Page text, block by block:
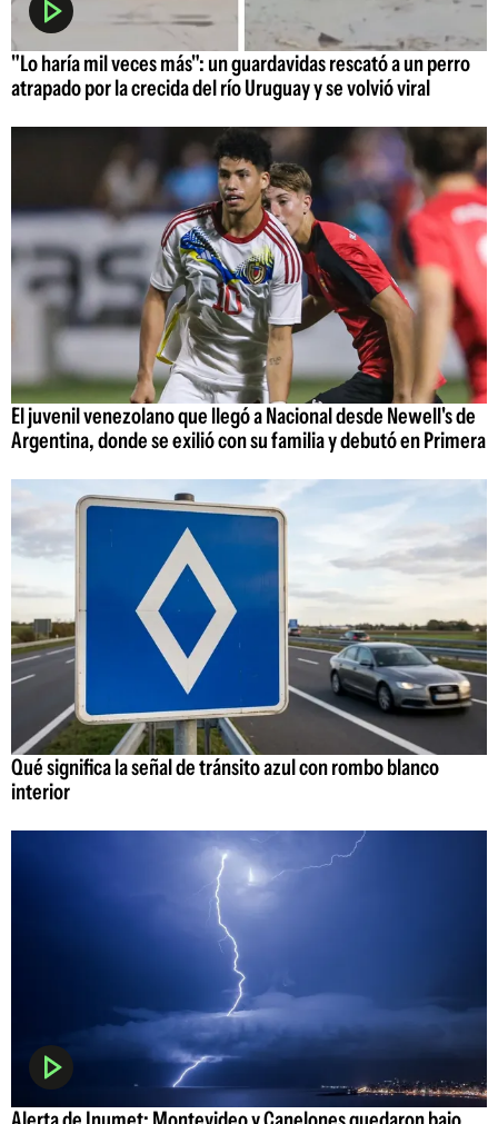
"Lo haría mil veces más": un guardavidas rescató a un perro
atrapado por la crecida del río Uruguay y se volvió viral
El juvenil venezolano que llegó a Nacional desde Newell's de
Argentina, donde se exilió con su familia y debutó en Primera
Qué significa la señal de tránsito azul con rombo blanco
interior